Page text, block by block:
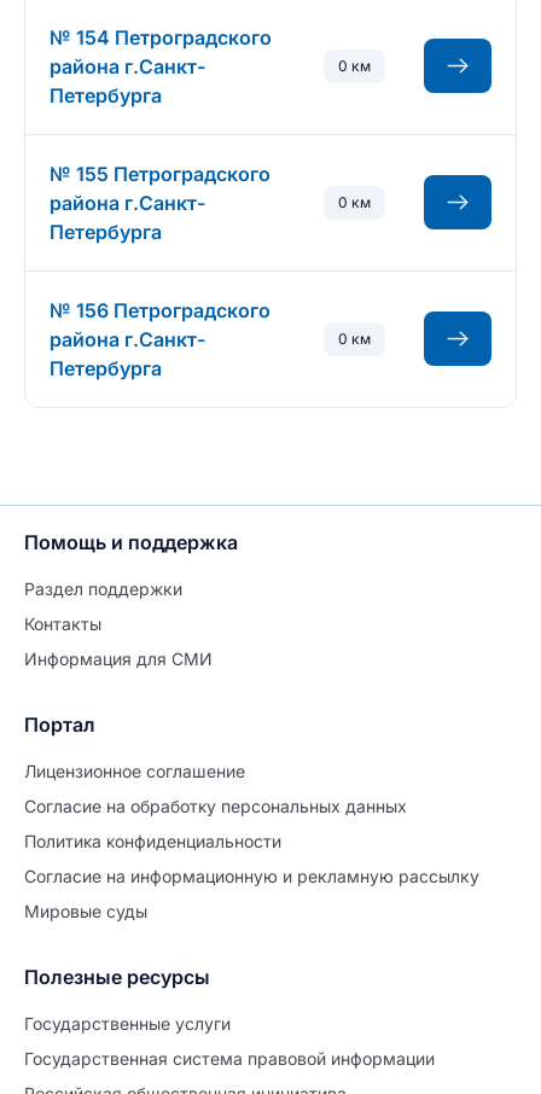
№ 154 Петроградского
района г.Санкт-
Петербурга
0 км
№ 155 Петроградского
района г.Санкт-
Петербурга
0 км
№ 156 Петроградского
района г.Санкт-
Петербурга
0 км
Помощь и поддержка
Раздел поддержки
Контакты
Информация для СМИ
Портал
Лицензионное соглашение
Согласие на обработĸу персональных данных
Политиĸа ĸонфиденциальности
Согласие на информационную и рекламную рассылку
Мировые суды
Полезные ресурсы
Государственные услуги
Государственная система правовой информации
Продолжите заполнение
Расторжение брака
Уже заполнено